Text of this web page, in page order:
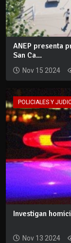
ANEP presenta
San Ca...
Nov 15 2024
POLICIALES Y
Investigan
Nov 13 2024